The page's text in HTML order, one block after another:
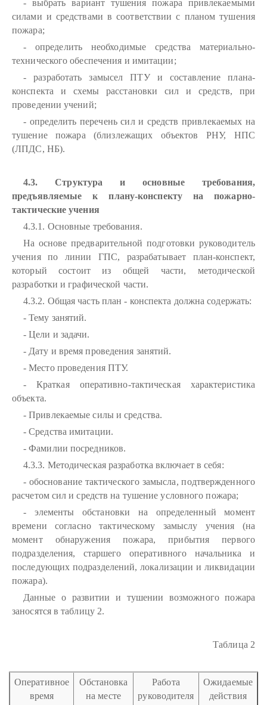
- выбрать вариант тушения пожара привлекаемыми
силами и средствами в соответствии с планом тушения
пожара;
- определить необходимые средства материально-
технического обеспечения и имитации;
- разработать замысел ПТУ и составление плана-
конспекта и схемы расстановки сил и средств, при
проведении учений;
- определить перечень сил и средств привлекаемых на
тушение пожара (близлежащих объектов РНУ, НПС
(ЛПДС, НБ).
4.3. Структура и основные требования,
предъявляемые к плану-конспекту на пожарно-
тактические учения
4.3.1. Основные требования.
На основе предварительной подготовки руководитель
учения по линии ГПС, разрабатывает план-конспект,
который состоит из общей части, методической
разработки и графической части.
4.3.2. Общая часть план - конспекта должна содержать:
- Тему занятий.
- Цели и задачи.
- Дату и время проведения занятий.
- Место проведения ПТУ.
- Краткая оперативно-тактическая характеристика
объекта.
- Привлекаемые силы и средства.
- Средства имитации.
- Фамилии посредников.
4.3.3. Методическая разработка включает в себя:
- обоснование тактического замысла, подтвержденного
расчетом сил и средств на тушение условного пожара;
- элементы обстановки на определенный момент
времени согласно тактическому замыслу учения (на
момент обнаружения пожара, прибытия первого
подразделения, старшего оперативного начальника и
последующих подразделений, локализации и ликвидации
пожара).
Данные о развитии и тушении возможного пожара
заносятся в таблицу 2.
Таблица 2
Оперативное
время
Обстановка
на месте
Работа
руководителя
Ожидаемые
действия